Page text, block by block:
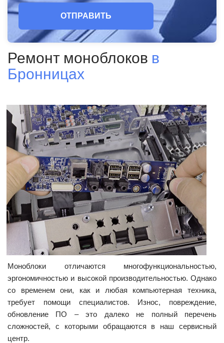
ОТПРАВИТЬ
Ремонт моноблоков в
Бронницах
Моноблоки отличаются многофункциональностью,
эргономичностью и высокой производительностью. Однако
со временем они, как и любая компьютерная техника,
требует помощи специалистов. Износ, повреждение,
обновление ПО – это далеко не полный перечень
сложностей, с которыми обращаются в наш сервисный
центр.